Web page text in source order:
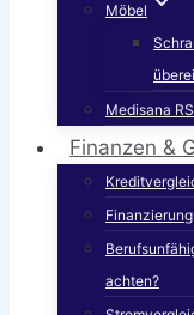
Möbel
Medisana
Finanzen &
achten?